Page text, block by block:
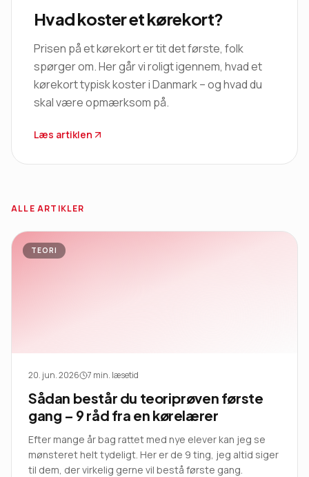
Hvad koster et kørekort?
Prisen på et kørekort er tit det første, folk
spørger om. Her går vi roligt igennem, hvad et
kørekort typisk koster i Danmark – og hvad du
skal være opmærksom på.
Læs artiklen
ALLE ARTIKLER
TEORI
20. jun. 2026 7 min. læsetid
Sådan består du teoriprøven første
gang – 9 råd fra en kørelærer
Efter mange år bag rattet med nye elever kan jeg se
mønsteret helt tydeligt. Her er de 9 ting, jeg altid siger
til dem, der virkelig gerne vil bestå første gang.